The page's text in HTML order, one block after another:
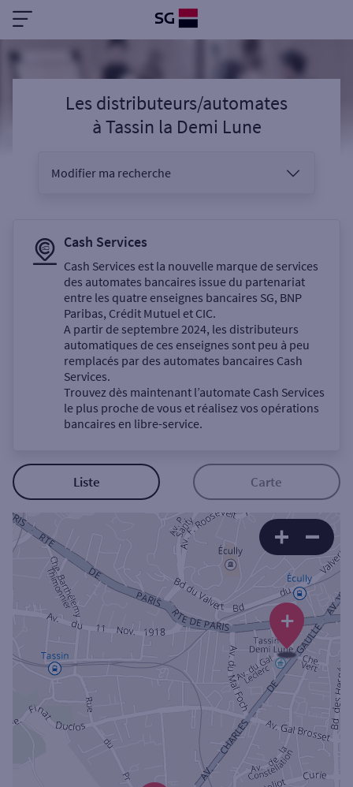
Les distributeurs/automates
àTassin la Demi Lune
Modifier ma recherche
Sélectionnez votre recherche
Un service
Autour de moi
ou
Ville / Code postal
Rue
Rechercher
Cash Services
Cash Services est la nouvelle marque de services
des automates bancaires issue du partenariat
entre les quatre enseignes bancaires SG, BNP
Paribas, Crédit Mutuel et CIC.
A partir de septembre 2024, les distributeurs
automatiques de ces enseignes sont peu à peu
remplacés par des automates bancaires Cash
Services.
Trouvez dès maintenant l’automate Cash Services
le plus proche de vous et réalisez vos opérations
bancaires en libre-service.
Liste Carte
+